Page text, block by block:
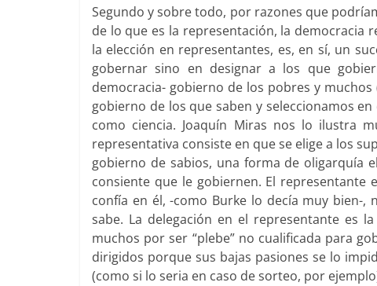
Segundo y sobre todo, por razones que
de lo que es la representación, la democracia
la elección en representantes, es, en sí, un
gobernar sino en designar a los que
democracia- gobierno de los pobres y
gobierno de los que saben y seleccionamos
como ciencia. Joaquín Miras nos lo ilustra
representativa consiste en que se elige a los
gobierno de sabios, una forma de oligarquía
consiente que le gobiernen. El representante
confía en él, -como Burke lo decía muy bien-,
sabe. La delegación en el representante es
muchos por ser “plebe” no cualificada para
dirigidos porque sus bajas pasiones se lo
(como si lo seria en caso de sorteo, por